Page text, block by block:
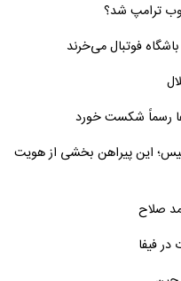
ترامپ شد؟
فوتبال می‌خرند
رسماً شکست خورد
این پیراهن بخشی از هویت
صلاح
فیفا